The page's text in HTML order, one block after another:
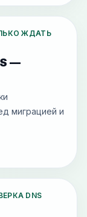
ЖДАТЬ
—
миграцией и
DNS